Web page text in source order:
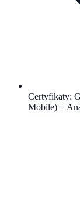
Certyfikaty:
Mobile) +